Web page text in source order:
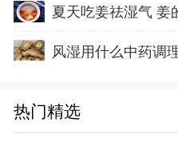
夏天吃姜祛湿气 姜
风湿用什么中药调
热门精选